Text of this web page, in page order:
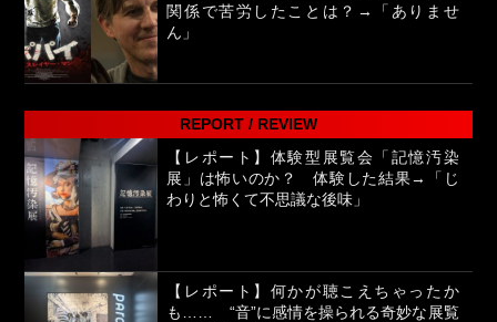
関係で苦労したことは？→「ありませ
ん」
REPORT / REVIEW
【レポート】体験型展覧会「記憶汚染
展」は怖いのか？ 体験した結果→「じ
わりと怖くて不思議な後味」
【レポート】何かが聴こえちゃったか
も…… “音”に感情を操られる奇妙な展覧